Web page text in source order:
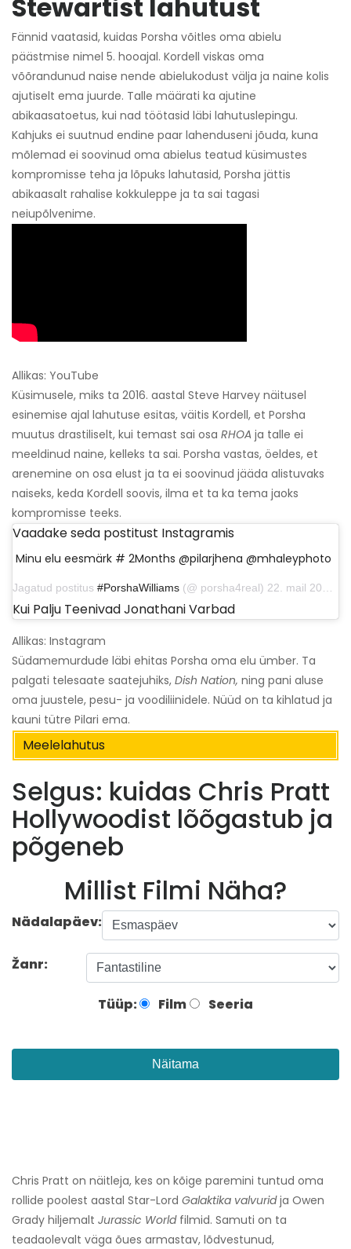
Stewartist lahutust
Fännid vaatasid, kuidas Porsha võitles oma abielu
päästmise nimel 5. hooajal. Kordell viskas oma
võõrandunud naise nende abielukodust välja ja naine kolis
ajutiselt ema juurde. Talle määrati ka ajutine
abikaasatoetus, kui nad töötasid läbi lahutuslepingu.
Kahjuks ei suutnud endine paar lahenduseni jõuda, kuna
mõlemad ei soovinud oma abielus teatud küsimustes
kompromisse teha ja lõpuks lahutasid, Porsha jättis
abikaasalt rahalise kokkuleppe ja ta sai tagasi
neiupõlvenime.
Allikas: YouTube
Küsimusele, miks ta 2016. aastal Steve Harvey näitusel
esinemise ajal lahutuse esitas, väitis Kordell, et Porsha
muutus drastiliselt, kui temast sai osa RHOA ja talle ei
meeldinud naine, kelleks ta sai. Porsha vastas, öeldes, et
arenemine on osa elust ja ta ei soovinud jääda alistuvaks
naiseks, keda Kordell soovis, ilma et ta ka tema jaoks
kompromisse teeks.
Vaadake seda postitust Instagramis
Minu elu eesmärk # 2Months @pilarjhena @mhaleyphoto
Jagatud postitus #PorshaWilliams (@ porsha4real) 22. mail 2019, kell 11:37 PDT
Kui Palju Teenivad Jonathani Varbad
Allikas: Instagram
Südamemurdude läbi ehitas Porsha oma elu ümber. Ta
palgati telesaate saatejuhiks, Dish Nation, ning pani aluse
oma juustele, pesu- ja voodiliinidele. Nüüd on ta kihlatud ja
kauni tütre Pilari ema.
Meelelahutus
Selgus: kuidas Chris Pratt
Hollywoodist lõõgastub ja
põgeneb
Millist Filmi Näha?
Nädalapäev:
Žanr:
Tüüp: Film Seeria
Näitama
Chris Pratt on näitleja, kes on kõige paremini tuntud oma
rollide poolest aastal Star-Lord Galaktika valvuridja Owen
Grady hiljemalt Jurassic Worldfilmid. Samuti on ta
teadaolevalt väga õues armastav, lõdvestunud,